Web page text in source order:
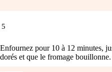
5
Enfournez pour 10 à 12 minutes,
dorés et que le fromage bouillonne.